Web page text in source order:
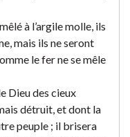
à l’argile molle, ils
mais ils ne seront
le fer ne se mêle
Dieu des cieux
détruit, et dont la
peuple ; il brisera